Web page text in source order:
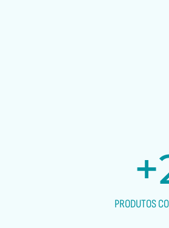
PRODUTOS
+